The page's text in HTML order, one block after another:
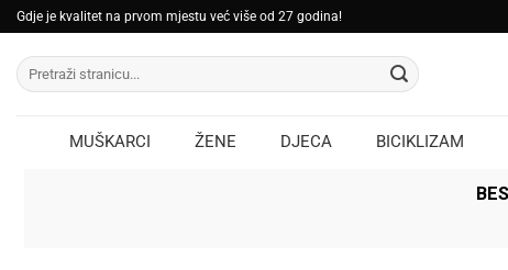
Skip
to
content
Gdje je kvalitet na prvom mjestu već više od 27 godina!
Pretraži:
MUŠKARCI ŽENE DJECA BICIKLIZAM